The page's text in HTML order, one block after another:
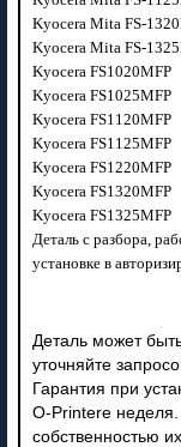
Kyocera Mita FS-
Kyocera Mita FS-
Kyocera FS1020MFP
Kyocera FS1025MFP
Kyocera FS1120MFP
Kyocera FS1125MFP
Kyocera FS1220MFP
Kyocera FS1320MFP
Kyocera FS1325MFP
Деталь с разбора,
установке в
Деталь может
уточняйте
Гарантия при
O-Printere
собственностью